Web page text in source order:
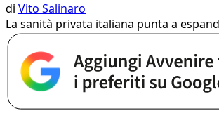
di Vito Salinaro
La sanità privata italiana punta a